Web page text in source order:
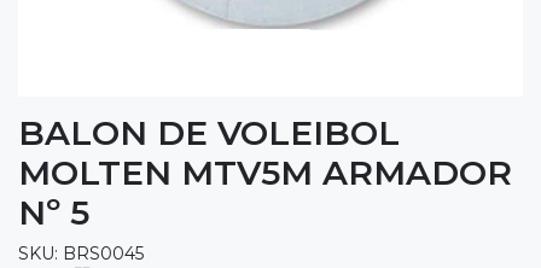
BALON DE VOLEIBOL
MOLTEN MTV5M ARMADOR
Nº 5
SKU: BRS0045